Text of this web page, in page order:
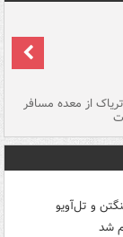
گرم تریاک از معده مسافر
و تل‌آویو
شد